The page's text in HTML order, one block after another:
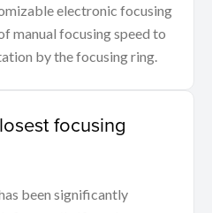
electronic focusing
manual focusing speed to
by the focusing ring.
focusing
been significantly